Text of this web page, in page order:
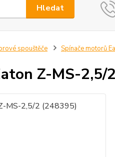
Hledat
spouštěče Spínače motorů
Z-MS-2,5/